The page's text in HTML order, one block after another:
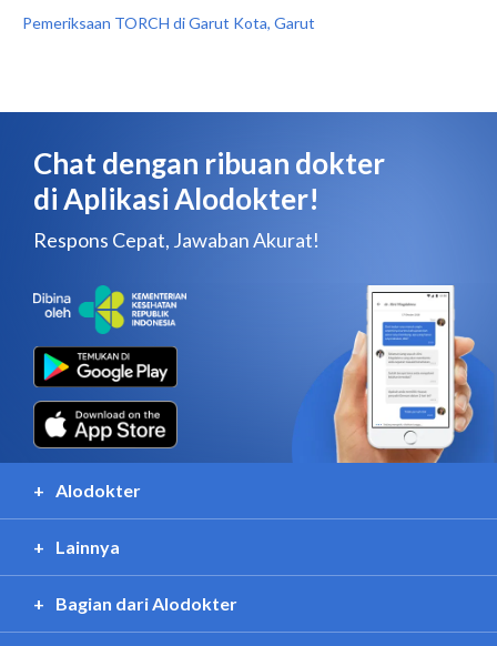
Pemeriksaan TORCH di Garut Kota, Garut